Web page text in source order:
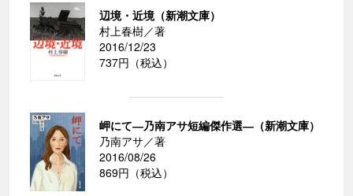
辺境・近境（新潮文庫）
村上春樹／著
2016/12/23
737円（税込）
岬にて―乃南アサ短編傑作選―（新潮文庫）
乃南アサ／著
2016/08/26
869円（税込）